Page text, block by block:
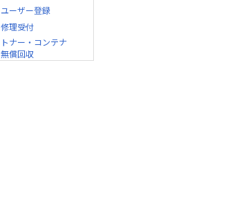
ユーザー登録
修理受付
トナー・コンテナ
無償回収